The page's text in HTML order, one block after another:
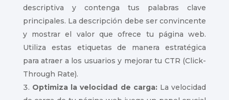
descriptiva y contenga tus palabras clave
principales. La descripción debe ser convincente
y mostrar el valor que ofrece tu página web.
Utiliza estas etiquetas de manera estratégica
para atraer a los usuarios y mejorar tu CTR (Click-
Through Rate).
Optimiza la velocidad de carga:La velocidad